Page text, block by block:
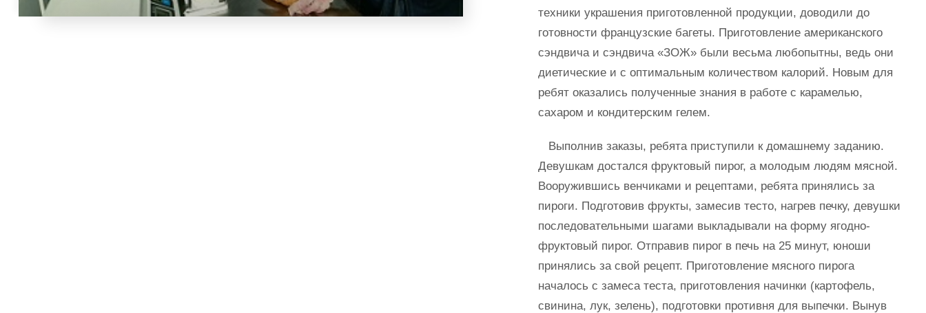
техники украшения приготовленной продукции, доводили до
готовности французские багеты. Приготовление американского
сэндвича и сэндвича «ЗОЖ» были весьма любопытны, ведь они
диетические и с оптимальным количеством калорий. Новым для
ребят оказались полученные знания в работе с карамелью,
сахаром и кондитерским гелем.
Выполнив заказы, ребята приступили к домашнему заданию.
Девушкам достался фруктовый пирог, а молодым людям мясной.
Вооружившись венчиками и рецептами, ребята принялись за
пироги. Подготовив фрукты, замесив тесто, нагрев печку, девушки
последовательными шагами выкладывали на форму ягодно-
фруктовый пирог. Отправив пирог в печь на 25 минут, юноши
принялись за свой рецепт. Приготовление мясного пирога
началось с замеса теста, приготовления начинки (картофель,
свинина, лук, зелень), подготовки противня для выпечки. Вынув